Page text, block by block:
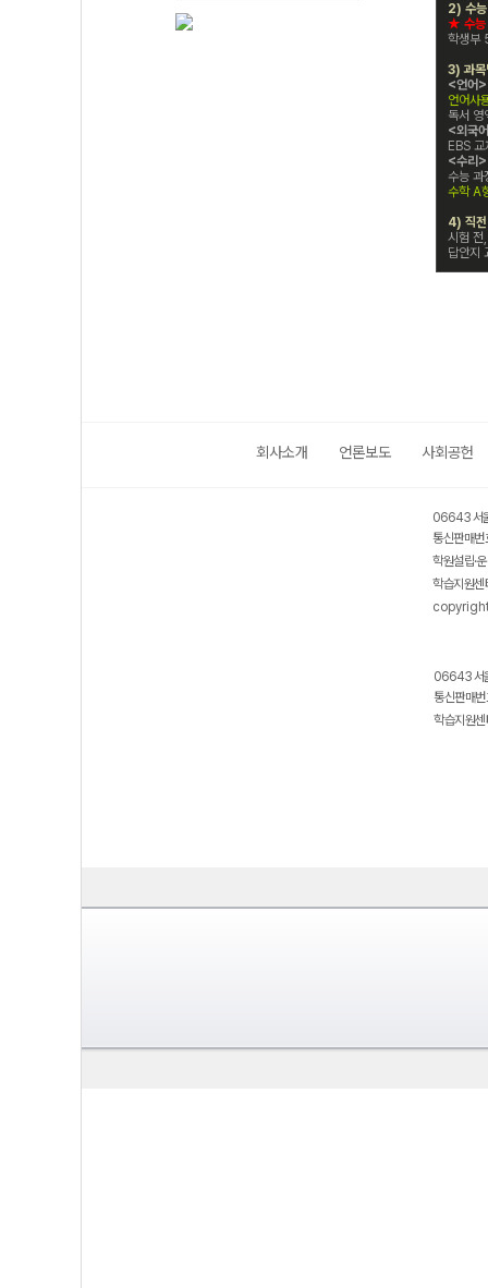
2) 수능
★ 수능
학생부
3) 과목
<언어>
언어사
독서 영
<외국
EBS
<수리>
수능
수학 A
4) 직전
시험 전
답안지
회사소개 언론보도 사회공헌
06643 서
통신판매
학원설립·
학습지원
06643 서
통신판매
학습지원